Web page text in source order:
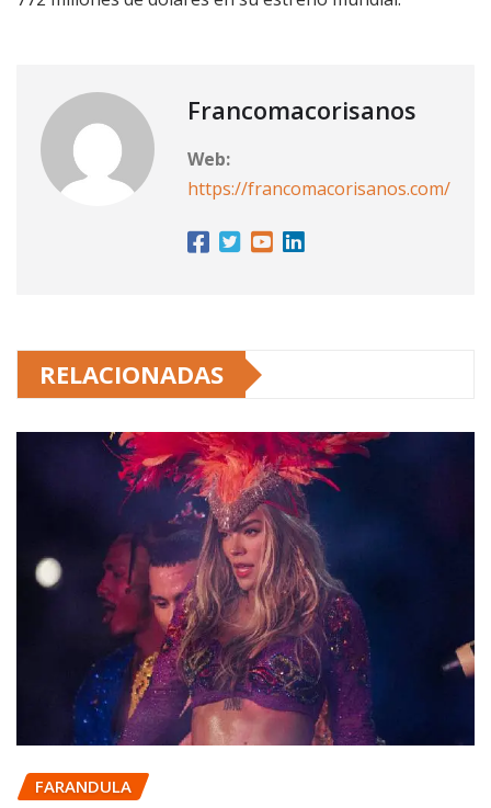
Francomacorisanos
Web:
https://francomacorisanos.com/
RELACIONADAS
FARANDULA